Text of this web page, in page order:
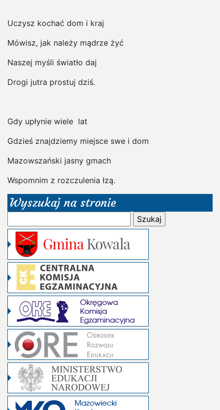
Uczysz kochać dom i kraj
Mówisz, jak należy mądrze żyć
Naszej myśli światło daj
Drogi jutra prostuj dziś.
Gdy upłynie wiele lat
Gdzieś znajdziemy miejsce swe i dom
Mazowszański jasny gmach
Wspomnim z rozczulenia łzą.
Wyszukaj na stronie